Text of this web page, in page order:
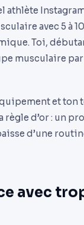
athlète
avec 5 à
Toi,
musculaire
et ton
règle d’or : un
d’une
avec